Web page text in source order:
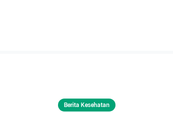
Berita Kesehatan